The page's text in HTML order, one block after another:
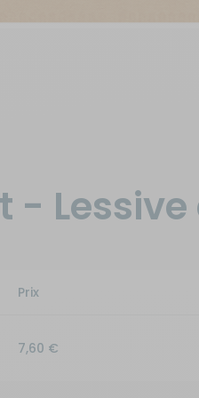
Lessive
Prix
7,60 €